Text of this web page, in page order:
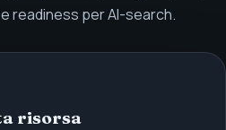
readiness per AI-search.
risorsa